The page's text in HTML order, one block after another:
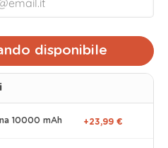
disponibile
10000 mAh +23,99 €